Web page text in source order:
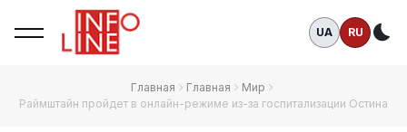
UA RU
Главная Главная
Мир
Раймштайн пройдет в онлайн-режиме из-за госпитализации Остина